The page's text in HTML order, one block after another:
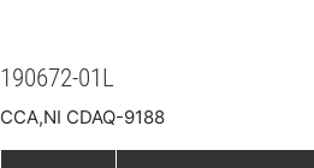
190672-01L
CCA,NI CDAQ-9188